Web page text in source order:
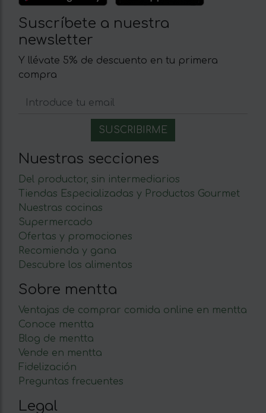
Suscríbete a nuestra
newsletter
Y llévate 5% de descuento en tu primera
compra
Nuestras secciones
Del productor, sin intermediarios
Tiendas Especializadas y Productos Gourmet
Nuestras cocinas
Supermercado
Ofertas y promociones
Recomienda y gana
Descubre los alimentos
Sobre mentta
Ventajas de comprar comida online en mentta
Conoce mentta
Blog de mentta
Vende en mentta
Fidelización
Preguntas frecuentes
Legal